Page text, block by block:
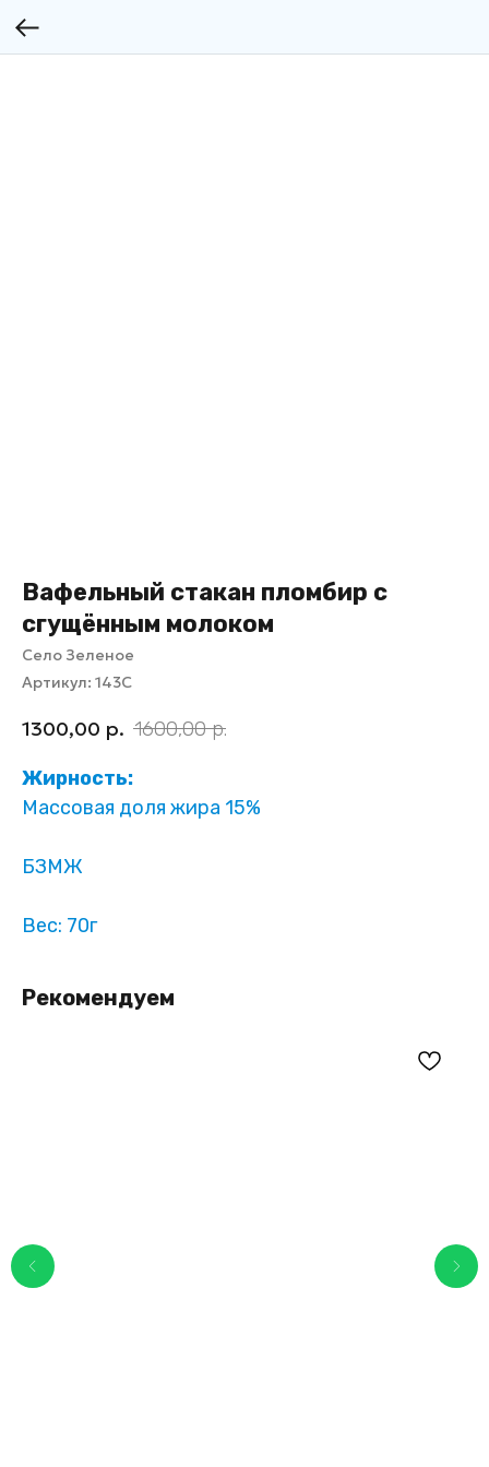
Вафельный стакан пломбир с
сгущённым молоком
Село Зеленое
Артикул: 143С
1300,00 р. 1600,00 р.
Жирность:
Массовая доля жира 15%
БЗМЖ
Вес: 70г
Рекомендуем